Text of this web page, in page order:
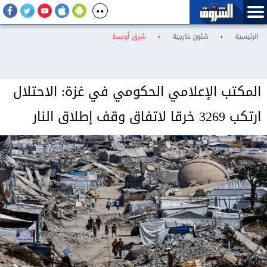
الرئيسية › شئون خارجية › شرق أوسط
المكتب الإعلامي الحكومي في غزة: الاحتلال
ارتكب 3269 خرقا لاتفاق وقف إطلاق النار